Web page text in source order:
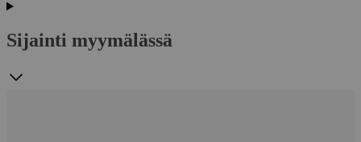
Sijainti myymälässä